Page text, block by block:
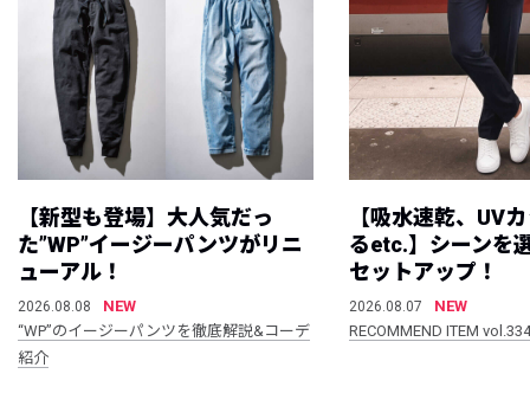
【新型も登場】大人気だっ
た”WP”イージーパンツがリニ
ューアル！
2026.08.08
NEW
“WP”のイージーパンツを徹底解説&コーデ
紹介
【吸水速乾、UV
るetc.】シーンを
セットアップ！
2026.08.07
NEW
RECOMMEND ITEM vol.334